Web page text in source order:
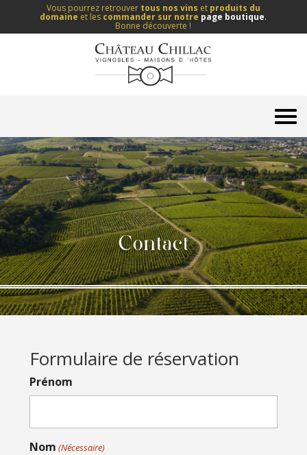
Vous pourrez retrouver tous nos vins et produits du
domaine et les commander sur notre page boutique.
Bonne découverte !
Contact
Formulaire de réservation
Prénom
Nom (Nécessaire)